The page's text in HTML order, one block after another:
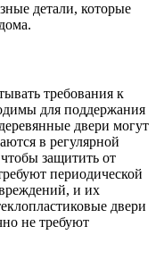
детали, которые
требования к
для поддержания
двери могут
в регулярной
защитить от
периодической
и их
двери
не требуют